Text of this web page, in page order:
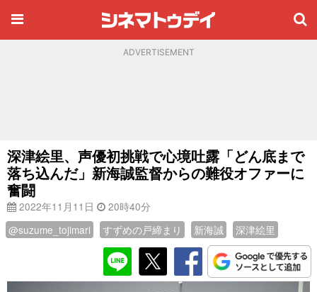
ADVERTISEMENT
深津絵里、声優初挑戦で心境吐露「どん底まで
落ち込んだ」新海誠監督からの難役オファーに
奮闘
2022年11月11日
20時40分
@suzume_tojimari
すずめの戸締まり 新海誠 深津絵里